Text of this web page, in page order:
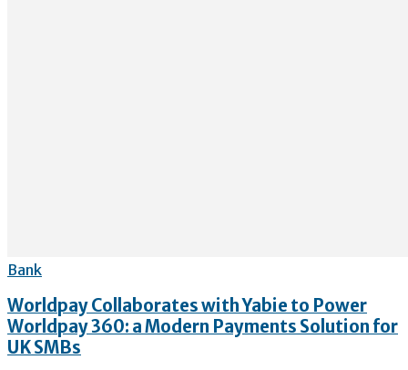
Bank
Worldpay Collaborates with Yabie to Power
Worldpay 360: a Modern Payments Solution for
UK SMBs